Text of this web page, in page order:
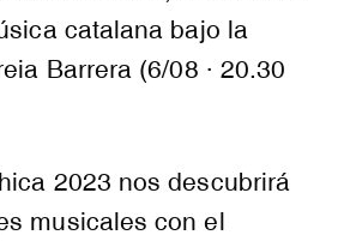
catalana bajo la
Barrera (6/08 · 20.30
2023 nos descubrirá
musicales con el